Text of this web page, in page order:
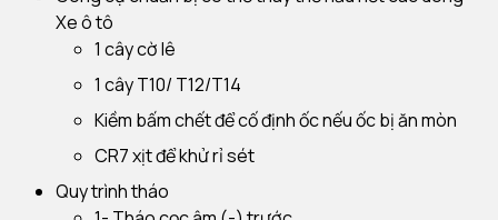
Xe ô tô
1 cây cờ lê
1 cây T10/ T12/T14
Kiềm bấm chết để cố định ốc nếu ốc bị ăn mòn
CR7 xịt để khử rỉ sét
Quy trình tháo